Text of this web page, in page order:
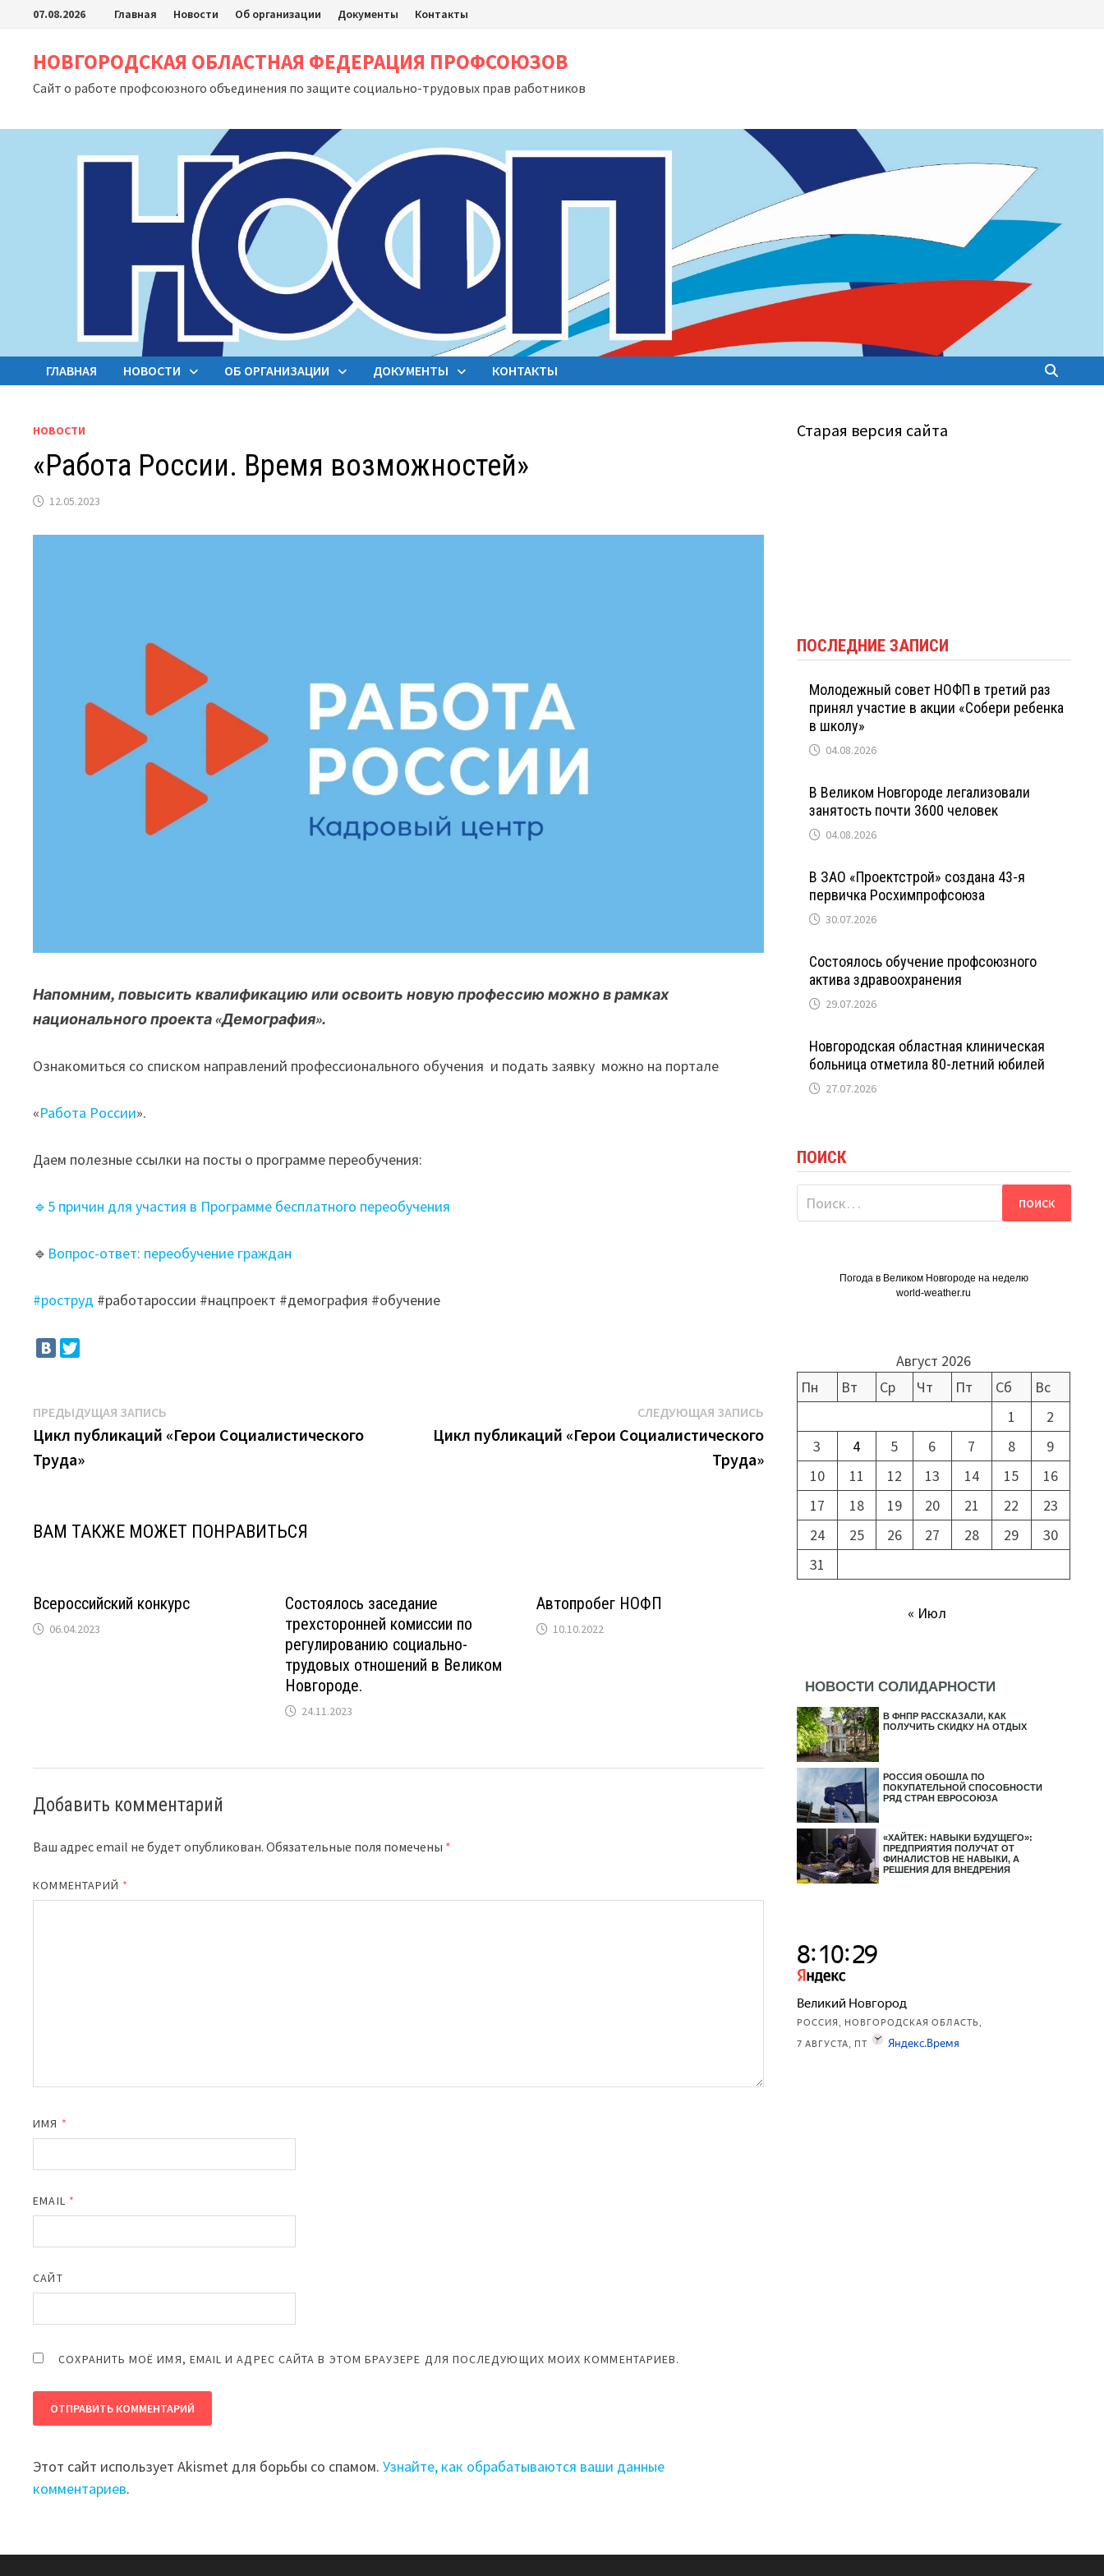
Перейти
содержимому
07.08.2026 Главная Новости Об организации Документы Контакты
НОВГОРОДСКАЯ ОБЛАСТНАЯ ФЕДЕРАЦИЯ ПРОФСОЮЗОВ
Сайт о работе профсоюзного объединения по защите социально-трудовых прав работников
ГЛАВНАЯ НОВОСТИ ОБ ОРГАНИЗАЦИИ ДОКУМЕНТЫ КОНТАКТЫ
НОВОСТИ
«Работа России. Время возможностей»
12.05.2023
Напомним, повысить квалификацию или освоить новую профессию можно в рамках
национального проекта «Демография».
Ознакомиться со списком направлений профессионального обучения и подать заявку можно на портале
«Работа России».
Даем полезные ссылки на посты о программе переобучения:
🔹5 причин для участия в Программе бесплатного переобучения
🔹 Вопрос-ответ: переобучение граждан
#роструд #работароссии #нацпроект #демография #обучение
Навигация
по
записям
ПРЕДЫДУЩАЯ ЗАПИСЬ
запись:
Цикл публикаций «Герои Социалистического
Труда»
СЛЕДУЮЩАЯ ЗАПИСЬСледующая
запись:
Цикл публикаций «Герои Социалистического
Труда»
ВАМ ТАКЖЕ МОЖЕТ ПОНРАВИТЬСЯ
Всероссийский конкурс
06.04.2023
Состоялось заседание
трехсторонней комиссии по
регулированию социально-
трудовых отношений в Великом
Новгороде.
24.11.2023
Автопробег НОФП
10.10.2022
Добавить комментарий
Ваш адрес email не будет опубликован. Обязательные поля помечены *
КОММЕНТАРИЙ *
ИМЯ *
EMAIL *
САЙТ
СОХРАНИТЬ МОЁ ИМЯ, EMAIL И АДРЕС САЙТА В ЭТОМ БРАУЗЕРЕ ДЛЯ ПОСЛЕДУЮЩИХ МОИХ КОММЕНТАРИЕВ.
Этот сайт использует Akismet для борьбы со спамом.Узнайте, как обрабатываются ваши данные
комментариев.
Старая версия сайта
ПОСЛЕДНИЕ ЗАПИСИ
Молодежный совет НОФП в третий раз
принял участие в акции «Собери ребенка
в школу»
04.08.2026
В Великом Новгороде легализовали
занятость почти 3600 человек
04.08.2026
В ЗАО «Проектстрой» создана 43-я
первичка Росхимпрофсоюза
30.07.2026
Состоялось обучение профсоюзного
актива здравоохранения
29.07.2026
Новгородская областная клиническая
больница отметила 80-летний юбилей
27.07.2026
ПОИСК
Найти:
Погода в Великом Новгороде на неделю
world-weather.ru
Август 2026
Пн
Вт Ср Чт Пт Сб
Вс
1
2
3
4 5 6 7 8
9
10
11 12 13 14 15
16
17
18 19 20 21 22
23
24
25 26 27 28 29
30
31
« Июл
НОВОСТИ СОЛИДАРНОСТИ
В ФНПР РАССКАЗАЛИ, КАК
ПОЛУЧИТЬ СКИДКУ НА ОТДЫХ
РОССИЯ ОБОШЛА ПО
ПОКУПАТЕЛЬНОЙ СПОСОБНОСТИ
РЯД СТРАН ЕВРОСОЮЗА
«ХАЙТЕК: НАВЫКИ БУДУЩЕГО»:
ПРЕДПРИЯТИЯ ПОЛУЧАТ ОТ
ФИНАЛИСТОВ НЕ НАВЫКИ, А
РЕШЕНИЯ ДЛЯ ВНЕДРЕНИЯ